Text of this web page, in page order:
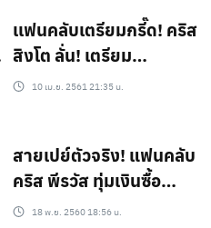
เเฟนคลับเตรียมกรี๊ด! คริส
สิงโต ลั่น! เตรียม
เซอร์ไพรส์ครั้งใหญ่ เพราะ
10 เม.ย. 2561 21:35 น.
สายเปย์ตัวจริง! แฟนคลับ
คริส พีรวัส ทุ่มเงินซื้อ
โฆษณาบิลบอร์ด กลาง
18 พ.ย. 2560 18:56 น.